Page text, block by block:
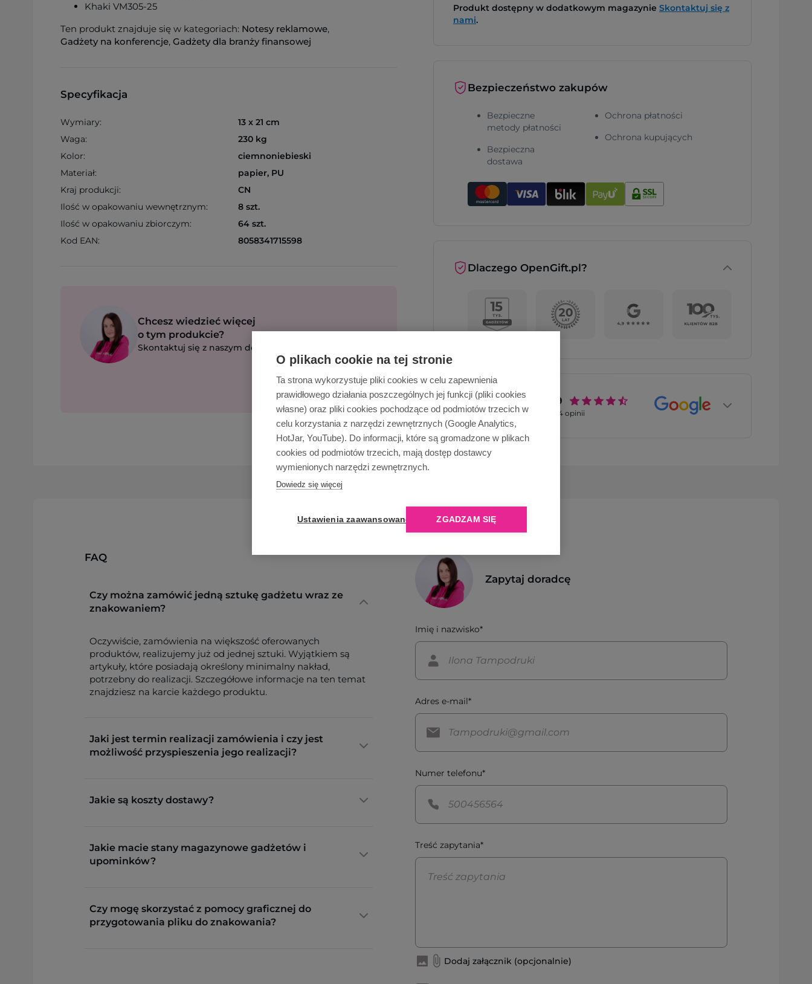
O plikach cookie na tej stronie
Ta strona wykorzystuje pliki cookies w celu zapewnienia
prawidłowego działania poszczególnych jej funkcji (pliki cookies
własne) oraz pliki cookies pochodzące od podmiotów trzecich w
celu korzystania z narzędzi zewnętrznych (Google Analytics,
HotJar, YouTube). Do informacji, które są gromadzone w plikach
cookies od podmiotów trzecich, mają dostęp dostawcy
wymienionych narzędzi zewnętrznych.
Dowiedz się więcej
Ustawienia zaawansowane ZGADZAM SIĘ
Khaki VM305-25
Ten produkt znajduje się w kategoriach: Notesy reklamowe,
Gadżety na konferencje, Gadżety dla branży finansowej
Specyfikacja
Wymiary:
13 x 21 cm
Waga:
230 kg
Kolor:
ciemnoniebieski
Materiał:
papier, PU
Kraj produkcji:
CN
Ilość w opakowaniu wewnętrznym:
8 szt.
Ilość w opakowaniu zbiorczym:
64 szt.
Kod EAN:
8058341715598
Chcesz wiedzieć więcej
o tym produkcie?
Skontaktuj się z naszym doradcą!
Wyślij zapytanie
Produkt dostępny w dodatkowym magazynie Skontaktuj się z
nami.
Bezpieczeństwo zakupów
Bezpieczne
metody płatności
Bezpieczna
dostawa
Ochrona płatności
Ochrona kupujących
Dlaczego OpenGift.pl?
Opinie o nas 4.9
2774opinii
FAQ
Czy można zamówić jedną sztukę gadżetu wraz ze
znakowaniem?
Oczywiście, zamówienia na większość oferowanych
produktów, realizujemy już od jednej sztuki. Wyjątkiem są
artykuły, które posiadają określony minimalny nakład,
potrzebny do realizacji. Szczegółowe informacje na ten temat
znajdziesz na karcie każdego produktu.
Jaki jest termin realizacji zamówienia i czy jest
możliwość przyspieszenia jego realizacji?
Jakie są koszty dostawy?
Jakie macie stany magazynowe gadżetów i
upominków?
Czy mogę skorzystać z pomocy graficznej do
przygotowania pliku do znakowania?
Zapytaj doradcę
Imię i nazwisko*
Adres e-mail*
Numer telefonu*
Treść zapytania*
Dodaj załącznik (opcjonalnie)